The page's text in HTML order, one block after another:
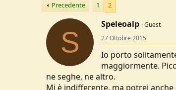
e
a
o
e
D
s
c
a
d
i
i
o
Precedente
1 2
S
Speleoalp Guest
27 Ottobre 2015
Io porto
maggiormente.
ne seghe, ne altro.
Mi è indifferente, ma potrei